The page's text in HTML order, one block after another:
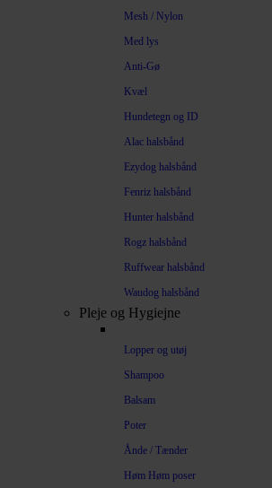
Mesh / Nylon
Med lys
Anti-Gø
Kvæl
Hundetegn og ID
Alac halsbånd
Ezydog halsbånd
Fenriz halsbånd
Hunter halsbånd
Rogz halsbånd
Ruffwear halsbånd
Waudog halsbånd
Pleje og Hygiejne
Lopper og utøj
Shampoo
Balsam
Poter
Ånde / Tænder
Høm Høm poser